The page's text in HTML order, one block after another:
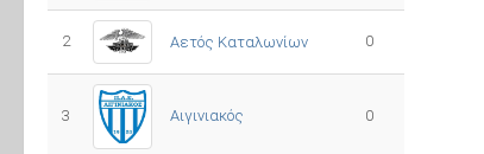
2 Αετός Καταλωνίων 0
3 Αιγινιακός 0